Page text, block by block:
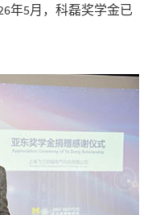
年5月，科磊奖学金已